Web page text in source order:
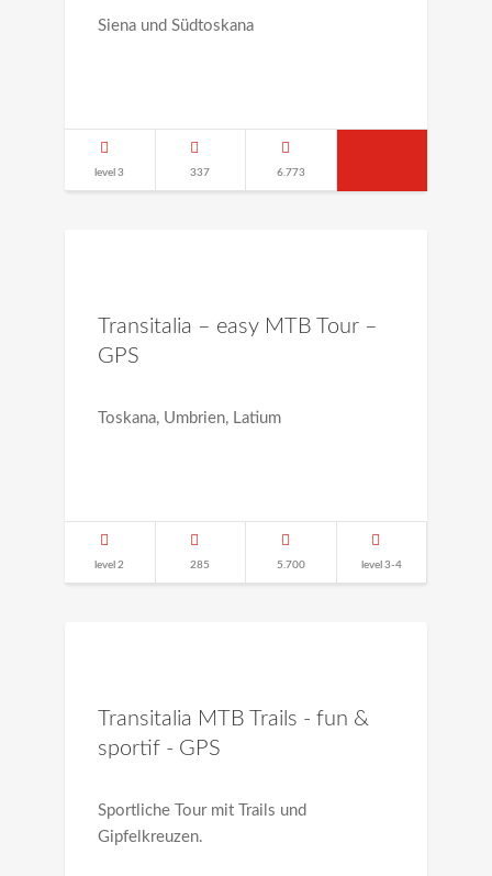
Siena und Südtoskana
level 3 337 6.773
Transitalia – easy MTB Tour –
GPS
Toskana, Umbrien, Latium
level 2 285 5.700 level 3-4
Transitalia MTB Trails - fun &
sportif - GPS
Sportliche Tour mit Trails und
Gipfelkreuzen.